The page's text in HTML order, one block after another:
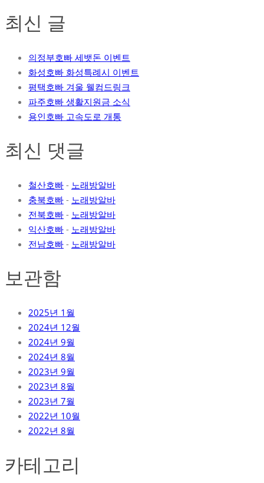
최신 글
의정부호빠 세뱃돈 이벤트
화성호빠 화성특례시 이벤트
평택호빠 겨울 웰컴드링크
파주호빠 생활지원금 소식
용인호빠 고속도로 개통
최신 댓글
철산호빠 - 노래방알바
충북호빠 - 노래방알바
전북호빠 - 노래방알바
익산호빠 - 노래방알바
전남호빠 - 노래방알바
보관함
2025년 1월
2024년 12월
2024년 9월
2024년 8월
2023년 9월
2023년 8월
2023년 7월
2022년 10월
2022년 8월
카테고리